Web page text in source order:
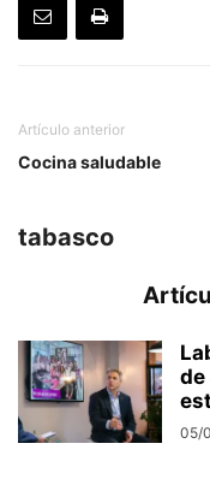
Artículo anterior
Cocina saludable
tabasco
de
05/